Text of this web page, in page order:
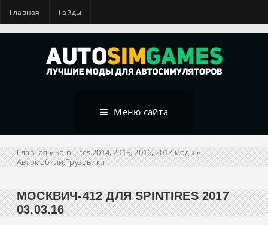
Главная Гайды
Меню сайта
Главная»Spin Tires 2014, 2015, 2016, 2017 моды»
Автомобили,Грузовики
МОСКВИЧ-412 ДЛЯ SPINTIRES 2017
03.03.16